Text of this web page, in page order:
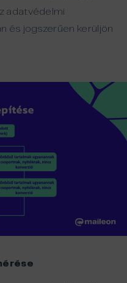
adatvédelmi
és jogszerűen kerüljön